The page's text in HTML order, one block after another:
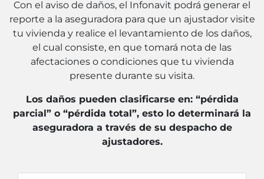
Con el aviso de daños, el Infonavit podrá generar el
reporte a la aseguradora para que un ajustador visite
tu vivienda y realice el levantamiento de los daños,
el cual consiste, en que tomará nota de las
afectaciones o condiciones que tu vivienda
presente durante su visita.
Los daños pueden clasificarse en: “pérdida
parcial” o “pérdida total”, esto lo determinará la
aseguradora a través de su despacho de
ajustadores.